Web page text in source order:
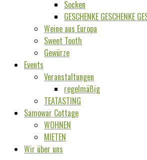
Socken
GESCHENKE GESCHENKE
Weine aus Europa
Sweet Tooth
Gewürze
Events
Veranstaltungen
regelmäßig
TEATASTING
Samowar Cottage
WOHNEN
MIETEN
Wir über uns